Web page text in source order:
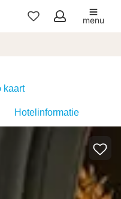
Mijn
menu
kaart
Hotelinformatie